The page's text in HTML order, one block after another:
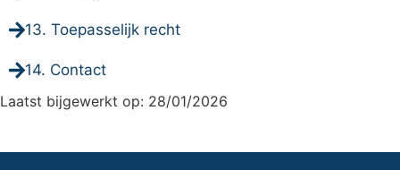
13. Toepasselijk recht
14. Contact
Laatst bijgewerkt op: 28/01/2026